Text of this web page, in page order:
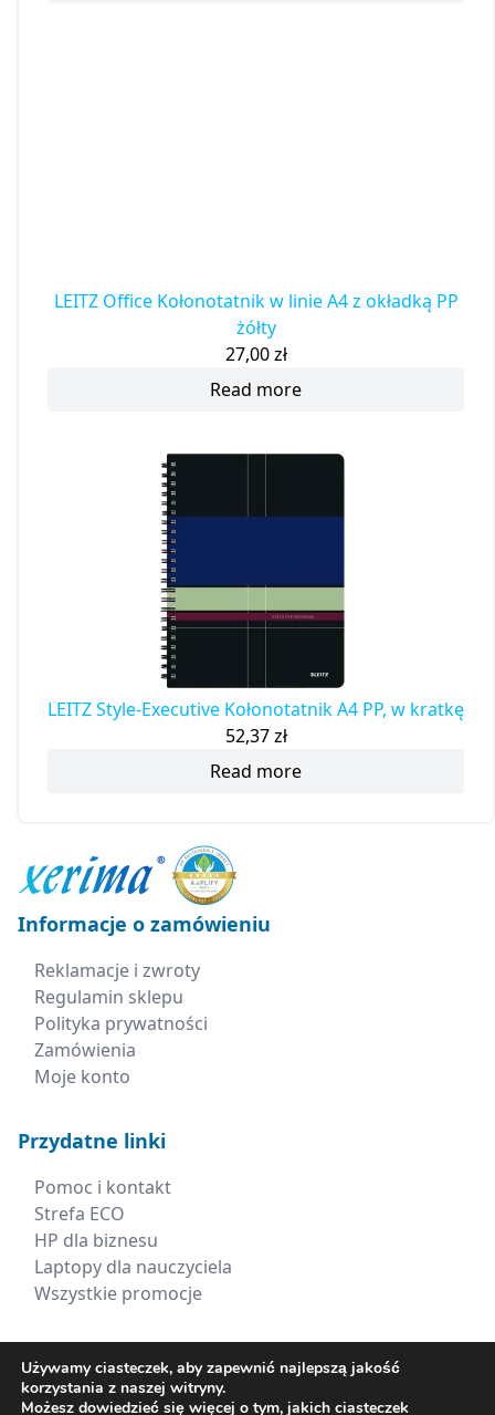
LEITZ Office Kołonotatnik w linie A4 z okładką PP
żółty
27,00zł
Read more
LEITZ Style-Executive Kołonotatnik A4 PP, w kratkę
52,37zł
Read more
Informacje o zamówieniu
Reklamacje i zwroty
Regulamin sklepu
Polityka prywatności
Zamówienia
Moje konto
Przydatne linki
Pomoc i kontakt
Strefa ECO
HP dla biznesu
Laptopy dla nauczyciela
Wszystkie promocje
Kontakt
+48 660 538 617
Używamy ciasteczek, aby zapewnić najlepszą jakość
korzystania z naszej witryny.
Możesz dowiedzieć się więcej o tym, jakich ciasteczek